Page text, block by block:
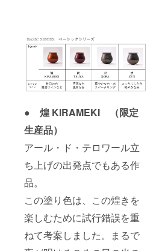
● 煌 KIRAMEKI （限定
生産品）
アール・ド・テロワール立
ち上げの出発点でもある作
品。
この塗り色は、この煌きを
楽しむために試行錯誤を重
ねて考案しました。まるで